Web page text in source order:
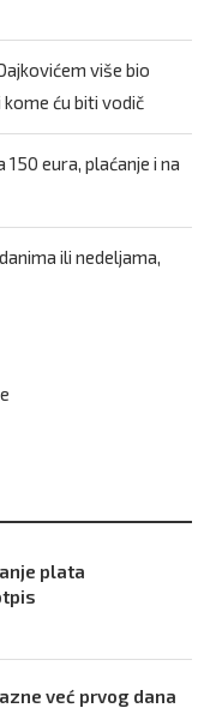
više bio
ću biti vodič
eura, plaćanje i na
ili nedeljama,
plata
već prvog dana